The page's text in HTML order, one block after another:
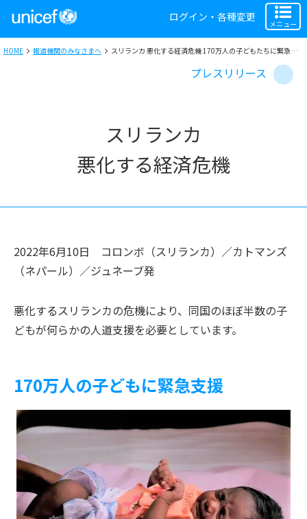
ログイン・各種変更
メニュー
HOME 報道機関のみなさまへ スリランカ 悪化する経済危機 170万人の子どもたちに緊急支援
プレスリリース
スリランカ
悪化する経済危機
2022年6月10日
コロンボ（スリランカ）／カトマンズ
（ネパール）／ジュネーブ発
悪化するスリランカの危機により、同国のほぼ半数の子
どもが何らかの人道支援を必要としています。
170万人の子どもに緊急支援